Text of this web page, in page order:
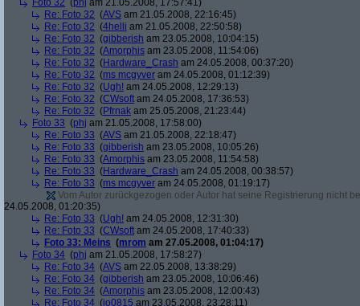
Foto 32 (phj am 21.05.2008, 17:57:41)
Re: Foto 32 (AVS am 21.05.2008, 22:16:45)
Re: Foto 32 (4helli am 21.05.2008, 22:50:58)
Re: Foto 32 (gibberish am 23.05.2008, 10:04:15)
Re: Foto 32 (Amorphis am 23.05.2008, 11:54:06)
Re: Foto 32 (Hardware_Crash am 24.05.2008, 00:37:20)
Re: Foto 32 (ms mcgyver am 24.05.2008, 01:12:39)
Re: Foto 32 (Ugh! am 24.05.2008, 12:29:13)
Re: Foto 32 (CWsoft am 24.05.2008, 17:36:53)
Re: Foto 32 (Pfrnak am 25.05.2008, 21:23:44)
Foto 33 (phj am 21.05.2008, 17:58:00)
Re: Foto 33 (AVS am 21.05.2008, 22:18:47)
Re: Foto 33 (gibberish am 23.05.2008, 10:05:26)
Re: Foto 33 (Amorphis am 23.05.2008, 11:54:58)
Re: Foto 33 (Hardware_Crash am 24.05.2008, 00:38:57)
Re: Foto 33 (ms mcgyver am 24.05.2008, 01:19:17)
Vom Autor zurückgezogen oder Autor hat seine Registrierung nicht
24.05.2008, 01:20:35)
Re: Foto 33 (Ugh! am 24.05.2008, 12:31:30)
Re: Foto 33 (CWsoft am 24.05.2008, 17:40:33)
Foto 33: Meins (mrom am 27.05.2008, 01:04:17)
Foto 34 (phj am 21.05.2008, 17:58:27)
Re: Foto 34 (AVS am 22.05.2008, 13:38:29)
Re: Foto 34 (gibberish am 23.05.2008, 10:06:46)
Re: Foto 34 (Amorphis am 23.05.2008, 12:00:43)
Re: Foto 34 (jo0815 am 23.05.2008, 23:28:11)